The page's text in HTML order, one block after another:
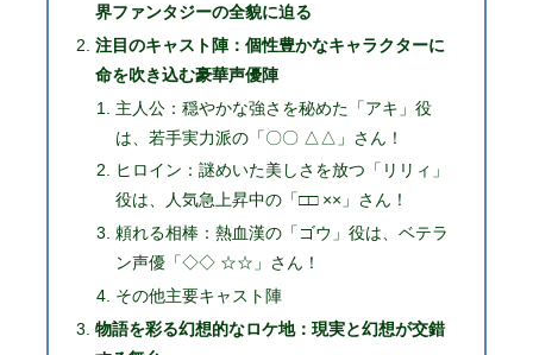
界ファンタジーの全貌に迫る
注目のキャスト陣：個性豊かなキャラクターに
命を吹き込む豪華声優陣
主人公：穏やかな強さを秘めた「アキ」役
は、若手実力派の「〇〇 △△」さん！
ヒロイン：謎めいた美しさを放つ「リリィ」
役は、人気急上昇中の「□□ ××」さん！
頼れる相棒：熱血漢の「ゴウ」役は、ベテラ
ン声優「◇◇ ☆☆」さん！
その他主要キャスト陣
物語を彩る幻想的なロケ地：現実と幻想が交錯